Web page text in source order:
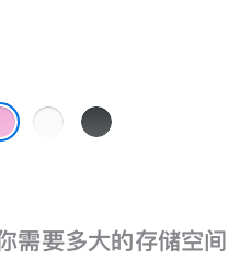
白
黑
需要多大的存储空⁠间